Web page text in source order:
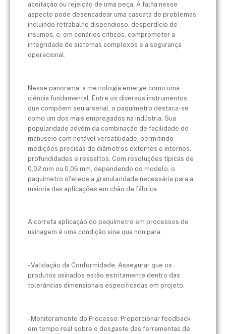
aceitação ou rejeição de uma peça. A falha nesse
aspecto pode desencadear uma cascata de problemas,
incluindo retrabalho dispendioso, desperdício de
insumos, e, em cenários críticos, comprometer a
integridade de sistemas complexos e a segurança
operacional.
Nesse panorama, a metrologia emerge como uma
ciência fundamental. Entre os diversos instrumentos
que compõem seu arsenal, o paquímetro destaca-se
como um dos mais empregados na indústria. Sua
popularidade advém da combinação de facilidade de
manuseio com notável versatilidade, permitindo
medições precisas de diâmetros externos e internos,
profundidades e ressaltos. Com resoluções típicas de
0,02 mm ou 0,05 mm, dependendo do modelo, o
paquímetro oferece a granularidade necessária para a
maioria das aplicações em chão de fábrica.
A correta aplicação do paquímetro em processos de
usinagem é uma condição sine qua non para:
- Validação da Conformidade: Assegurar que os
produtos usinados estão estritamente dentro das
tolerâncias dimensionais especificadas em projeto.
- Monitoramento do Processo: Proporcionar feedback
em tempo real sobre o desgaste das ferramentas de